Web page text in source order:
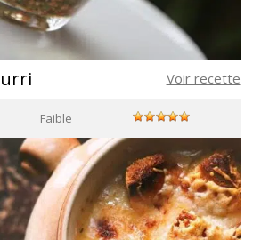
Voir recette
Faible